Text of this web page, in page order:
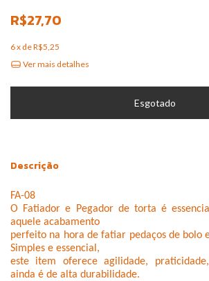
R$27,70
6x deR$5,25
Ver mais detalhes
Descrição
FA-08
O Fatiador e Pegador de torta é
aquele acabamento
perfeito na hora de fatiar pedaços de bolo
Simples e essencial,
este item oferece agilidade,
ainda é de alta durabilidade.